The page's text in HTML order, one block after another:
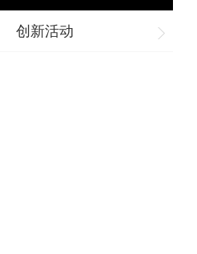
创新活动